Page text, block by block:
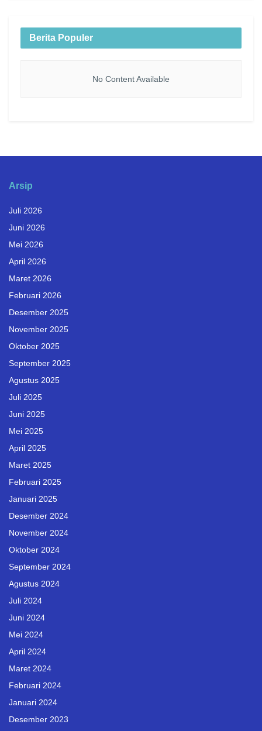
Berita Populer
No Content Available
Arsip
Juli 2026
Juni 2026
Mei 2026
April 2026
Maret 2026
Februari 2026
Desember 2025
November 2025
Oktober 2025
September 2025
Agustus 2025
Juli 2025
Juni 2025
Mei 2025
April 2025
Maret 2025
Februari 2025
Januari 2025
Desember 2024
November 2024
Oktober 2024
September 2024
Agustus 2024
Juli 2024
Juni 2024
Mei 2024
April 2024
Maret 2024
Februari 2024
Januari 2024
Desember 2023